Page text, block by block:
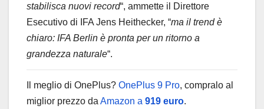
stabilisca nuovi record“, ammette il Direttore
Esecutivo di IFA Jens Heithecker, “ma il trend è
chiaro: IFA Berlin è pronta per un ritorno a
grandezza naturale“.
Il meglio di OnePlus? OnePlus 9 Pro, compralo al
miglior prezzo daAmazon a 919 euro.